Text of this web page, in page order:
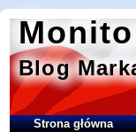
Blog
Strona główna